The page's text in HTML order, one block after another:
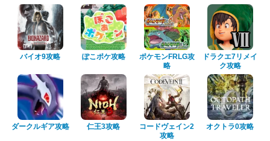
バイオ9攻略 ぽこポケ攻略
ポケモンFRLG攻
略
ドラクエ7リメイ
ク攻略
ダークルギア攻略 仁王3攻略
コードヴェイン2
攻略
オクトラ0攻略